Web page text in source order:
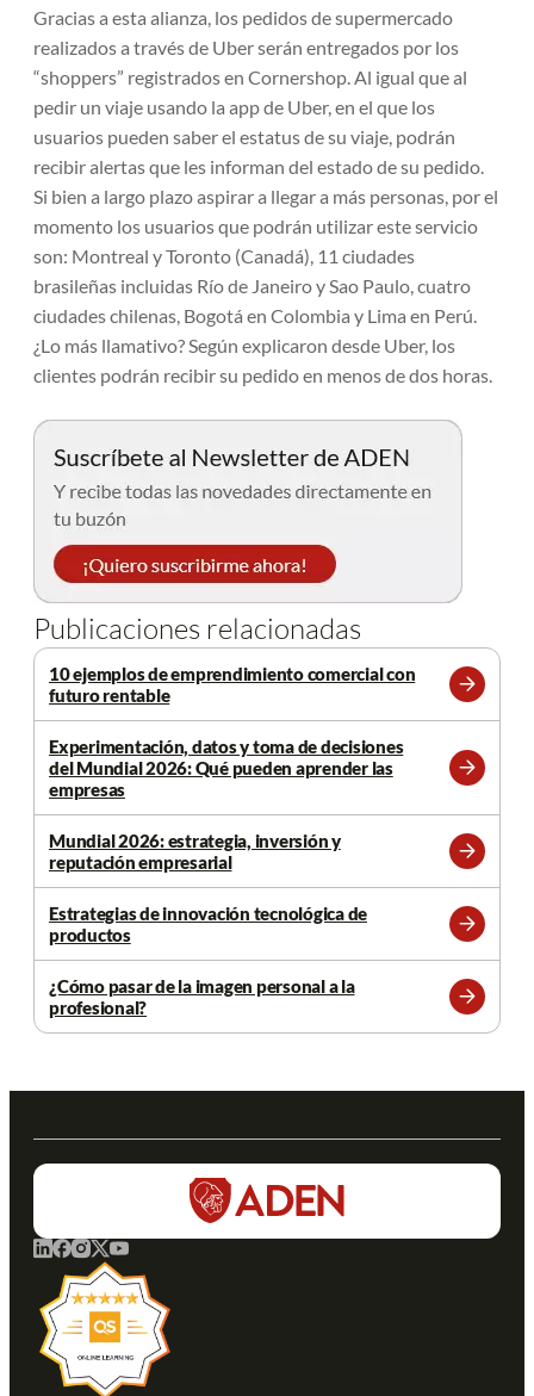
Gracias a esta alianza, los pedidos de supermercado
realizados a través de Uber serán entregados por los
“shoppers” registrados en Cornershop. Al igual que al
pedir un viaje usando la app de Uber, en el que los
usuarios pueden saber el estatus de su viaje, podrán
recibir alertas que les informan del estado de su pedido.
Si bien a largo plazo aspirar a llegar a más personas, por el
momento los usuarios que podrán utilizar este servicio
son: Montreal y Toronto (Canadá), 11 ciudades
brasileñas incluidas Río de Janeiro y Sao Paulo, cuatro
ciudades chilenas, Bogotá en Colombia y Lima en Perú.
¿Lo más llamativo? Según explicaron desde Uber, los
clientes podrán recibir su pedido en menos de dos horas.
Publicaciones relacionadas
10 ejemplos de emprendimiento comercial con
futuro rentable
Leer
más
Experimentación, datos y toma de decisiones
del Mundial 2026: Qué pueden aprender las
empresas
Leer
más
Mundial 2026: estrategia, inversión y
reputación empresarial
Leer
más
Estrategias de innovación tecnológica de
productos
Leer
más
¿Cómo pasar de la imagen personal a la
profesional?
Leer
más